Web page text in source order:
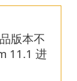
版本不
11.1 进